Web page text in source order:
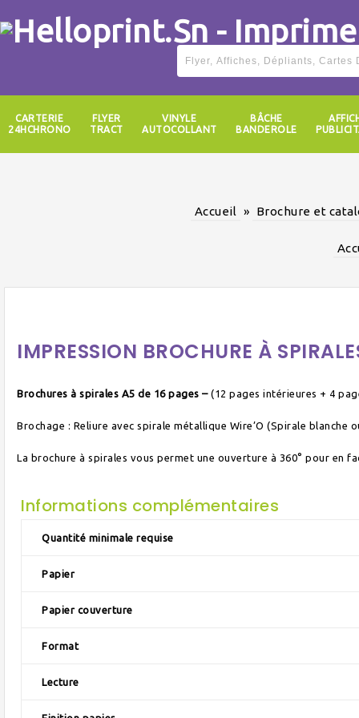
CARTERIE
24HCHRONO
FLYER
TRACT
VINYLE
AUTOCOLLANT
BÂCHE
BANDEROLE
Accueil » Brochure et
IMPRESSION BROCHURE À
Brochures à spirales A5 de 16 pages – (12 pages intérieures + 4
Brochage : Reliure avec spirale métallique Wire’O (Spirale blanche
La brochure à spirales vous permet une ouverture à 360° pour en
Informations complémentaires
Quantité minimale requise
Papier
Papier couverture
Format
Lecture